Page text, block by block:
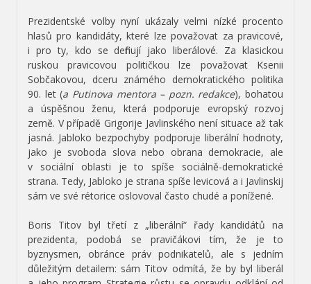
Prezidentské volby nyní ukázaly velmi nízké procento
hlasů pro kandidáty, které lze považovat za pravicové,
i pro ty, kdo se definují jako liberálové. Za klasickou
ruskou pravicovou političkou lze považovat Ksenii
Sobčakovou, dceru známého demokratického politika
90. let (a Putinova mentora – pozn. redakce), bohatou
a úspěšnou ženu, která podporuje evropský rozvoj
země. V případě Grigorije Javlinského není situace až tak
jasná. Jabloko bezpochyby podporuje liberální hodnoty,
jako je svoboda slova nebo obrana demokracie, ale
v sociální oblasti je to spíše sociálně-demokratické
strana. Tedy, Jabloko je strana spíše levicová a i Javlinskij
sám ve své rétorice oslovoval často chudé a ponížené.
Boris Titov byl třetí z „liberální“ řady kandidátů na
prezidenta, podobá se pravičákovi tím, že je to
byznysmen, obránce práv podnikatelů, ale s jedním
důležitým detailem: sám Titov odmítá, že by byl liberál